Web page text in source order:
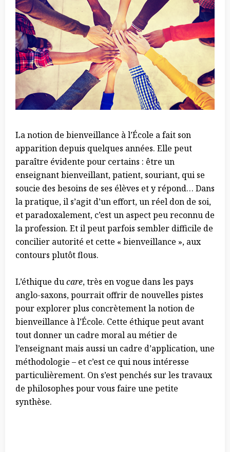
La notion de bienveillance à l’École a fait son
apparition depuis quelques années. Elle peut
paraître évidente pour certains : être un
enseignant bienveillant, patient, souriant, qui se
soucie des besoins de ses élèves et y répond… Dans
la pratique, il s’agit d’un effort, un réel don de soi,
et paradoxalement, c’est un aspect peu reconnu de
la profession. Et il peut parfois sembler difficile de
concilier autorité et cette « bienveillance », aux
contours plutôt flous.
L’éthique ducare, très en vogue dans les pays
anglo-saxons, pourrait offrir de nouvelles pistes
pour explorer plus concrètement la notion de
bienveillance à l’École. Cette éthique peut avant
tout donner un cadre moral au métier de
l’enseignant mais aussi un cadre d’application, une
méthodologie – et c’est ce qui nous intéresse
particulièrement. On s’est penchés sur les travaux
de philosophes pour vous faire une petite
synthèse.